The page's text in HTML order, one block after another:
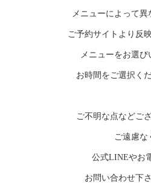
メニューによって異
ご予約サイトより反
メニューをお選び
お時間をご選択く
ご不明な点などご
ご遠慮な
公式LINEやお
お問い合わせ下